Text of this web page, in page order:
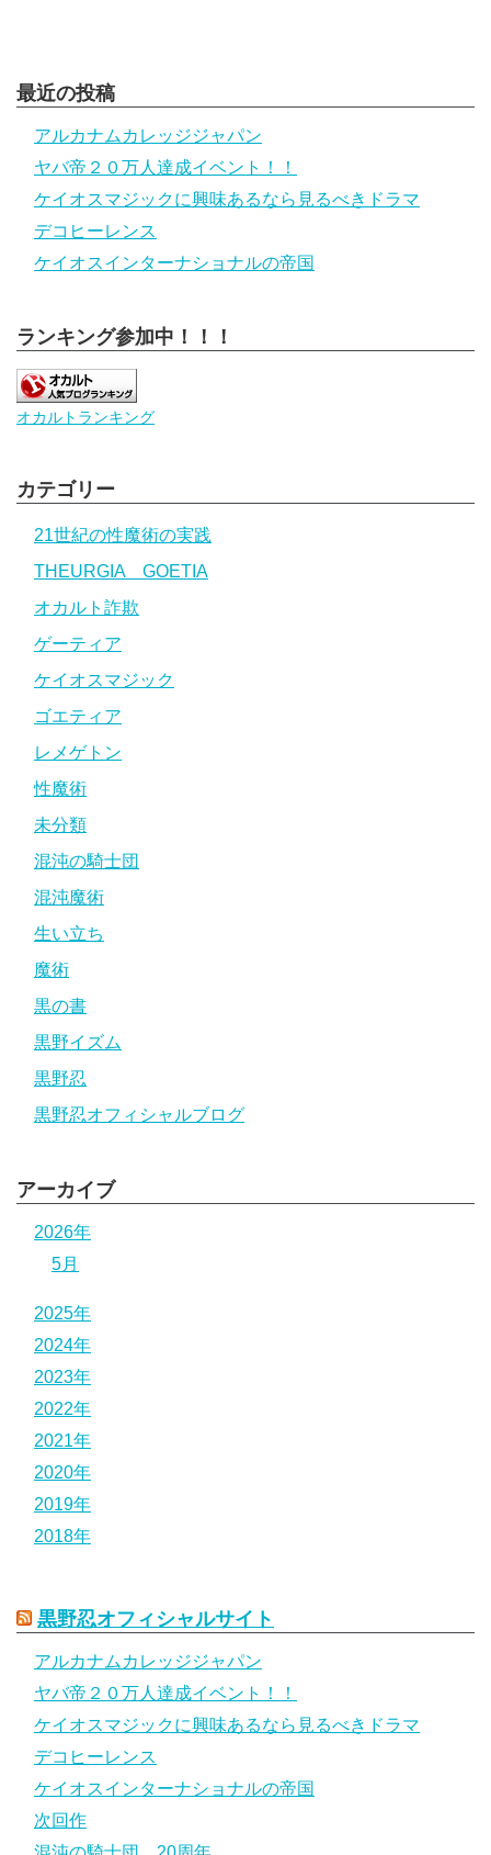
最近の投稿
アルカナムカレッジジャパン
ヤバ帝２０万人達成イベント！！
ケイオスマジックに興味あるなら見るべきドラマ
デコヒーレンス
ケイオスインターナショナルの帝国
ランキング参加中！！！
オカルトランキング
カテゴリー
21世紀の性魔術の実践
THEURGIA GOETIA
オカルト詐欺
ゲーティア
ケイオスマジック
ゴエティア
レメゲトン
性魔術
未分類
混沌の騎士団
混沌魔術
生い立ち
魔術
黒の書
黒野イズム
黒野忍
黒野忍オフィシャルブログ
アーカイブ
2026年
5月
2025年
2024年
2023年
2022年
2021年
2020年
2019年
2018年
黒野忍オフィシャルサイト
アルカナムカレッジジャパン
ヤバ帝２０万人達成イベント！！
ケイオスマジックに興味あるなら見るべきドラマ
デコヒーレンス
ケイオスインターナショナルの帝国
次回作